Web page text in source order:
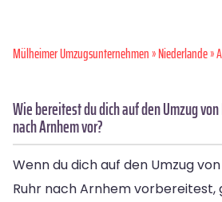
Mülheimer Umzugsunternehmen»Niederlande»
Wie bereitest du dich auf den Umzug
nach Arnhem vor?
Wenn du dich auf den Umzug
Ruhr nach Arnhem vorbereitest,